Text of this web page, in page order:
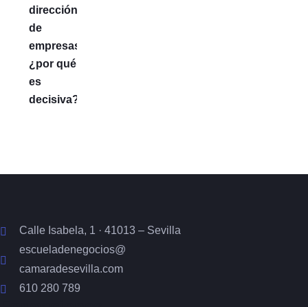
Calle Isabela, 1 · 41013 – Sevilla
escueladenegocios@
camaradesevilla.com
610 280 789